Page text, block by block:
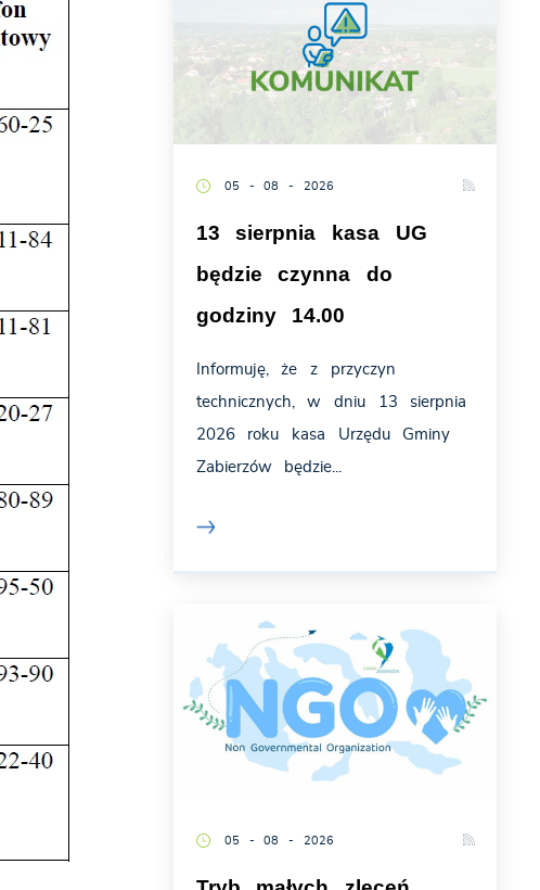
05 - 08 - 2026
13 sierpnia kasa UG
będzie czynna do
godziny 14.00
Informuję, że z przyczyn
technicznych, w dniu 13 sierpnia
2026 roku kasa Urzędu Gminy
Zabierzów będzie...
05 - 08 - 2026